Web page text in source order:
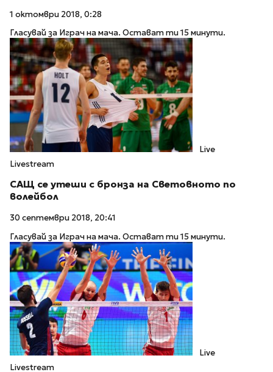
1 октомври 2018, 0:28
Гласувай за Играч на мача. Остават ти 15 минути.
Live
Livestream
САЩ се утеши с бронза на Световното по
волейбол
30 септември 2018, 20:41
Гласувай за Играч на мача. Остават ти 15 минути.
Live
Livestream